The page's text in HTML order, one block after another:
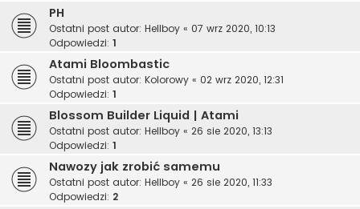
PH
Ostatni post autor: Hellboy « 07 wrz 2020, 10:13
Odpowiedzi: 1
Atami Bloombastic
Ostatni post autor: Kolorowy « 02 wrz 2020, 12:31
Odpowiedzi: 1
Blossom Builder Liquid | Atami
Ostatni post autor: Hellboy « 26 sie 2020, 13:13
Odpowiedzi: 1
Nawozy jak zrobić samemu
Ostatni post autor: Hellboy « 26 sie 2020, 11:33
Odpowiedzi: 2